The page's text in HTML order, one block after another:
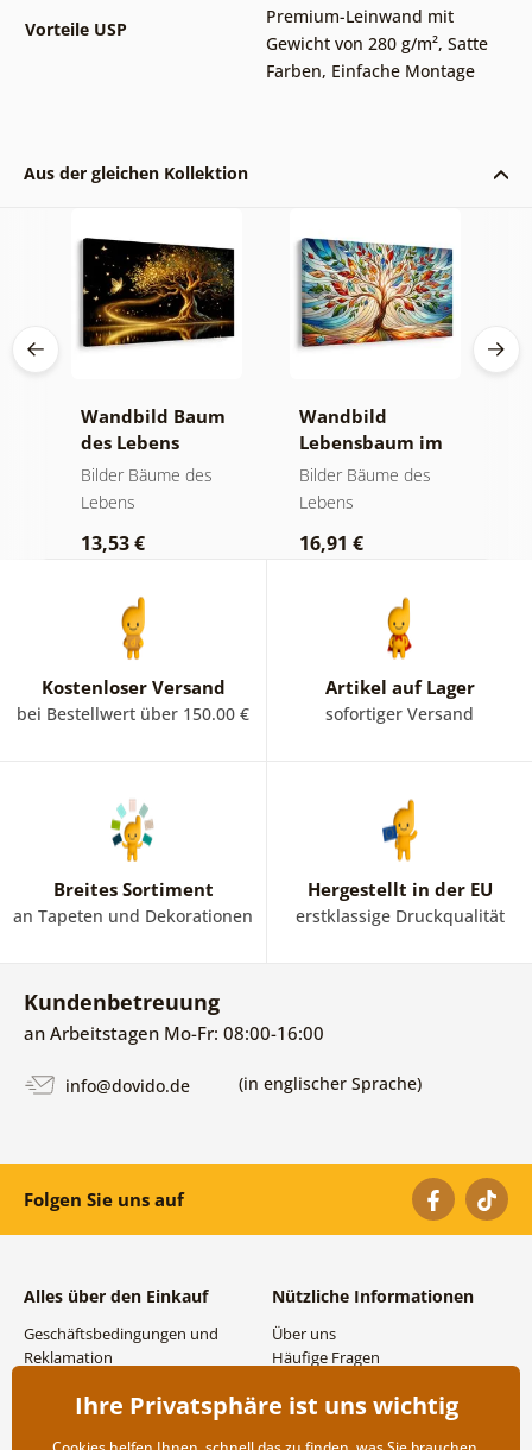
Vorteile USP
Premium-Leinwand mit
Gewicht von 280 g/m², Satte
Farben, Einfache Montage
Aus der gleichen Kollektion
Wandbild Baum
des Lebens
goldene Magie
Bilder Bäume des
Lebens
13,53 €
Wandbild
Lebensbaum im
bunten
Glasfenster
Bilder Bäume des
Lebens
16,91 €
Kostenloser Versand
bei Bestellwert über 150.00 €
Artikel auf Lager
sofortiger Versand
Breites Sortiment
an Tapeten und Dekorationen
Hergestellt in der EU
erstklassige Druckqualität
Kundenbetreuung
an Arbeitstagen Mo-Fr: 08:00-16:00
info@dovido.de (in englischer Sprache)
Folgen Sie uns auf
Alles über den Einkauf
Geschäftsbedingungen und
Reklamation
Versand- und
Nützliche Informationen
Über uns
Häufige Fragen
Großhandel und
Ihre Privatsphäre ist uns wichtig